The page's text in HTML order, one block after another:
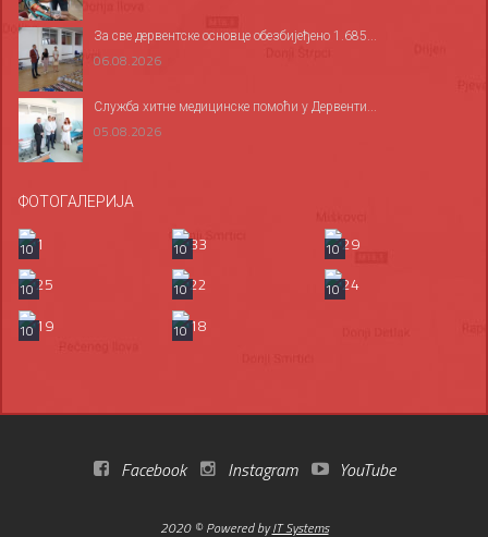
За све дервентске основце обезбијеђено 1.685...
06.08.2026
Служба хитне медицинске помоћи у Дервенти...
05.08.2026
ФОТОГАЛЕРИЈА
10 10
10
10
10
10
10
10
Facebook Instagram YouTube
2020 © Powered byIT Systems